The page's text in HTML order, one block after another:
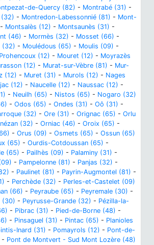
de-Quercy (82) - Montrabé (31) -
(32) - Montredon-Labessonnié (81) - Mont-
- Montsalès (12) - Montsaunès (31) -
(46) - Mormès (32) - Mosset (66) -
(32) - Moulédous (65) - Moulis (09) -
(12) - Mouret (12) - Moyrazès
(12) - Murat-sur-Vèbre (81) - Mur-
(12) - Muret (31) - Murols (12) - Nages
(12) - Naucelle (12) - Naussac (12) -
- Neuilh (65) - Nistos (65) - Nogaro (32)
- Odos (65) - Ondes (31) - Oô (31) -
(32) - Ore (31) - Orignac (65) - Orlu
(32) - Orniac (46) - Oroix (65) -
- Orus (09) - Osmets (65) - Ossun (65)
(65) - Ourdis-Cotdoussan (65) -
(65) - Pailhès (09) - Palaminy (31) -
- Pampelonne (81) - Panjas (32) -
- Paulinet (81) - Payrin-Augmontel (81) -
- Perchède (32) - Perles-et-Castelet (09)
(66) - Peyraube (65) - Peyremale (30) -
(30) - Peyrusse-Grande (32) - Pézilla-la-
- Pibrac (31) - Pied-de-Borne (48) -
- Pinsaguel (31) - Pintac (65) - Planioles
Inard (31) - Pomayrols (12) - Pont-de-
- Pont de Montvert - Sud Mont Lozère (48)